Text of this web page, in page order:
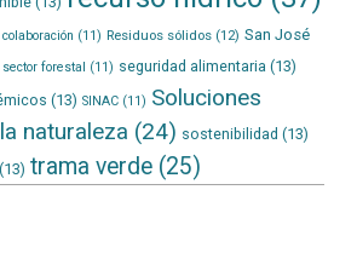
(11) Residuos sólidos(12) San José
sector forestal (11) seguridad alimentaria (13)
(13) SINAC(11) Soluciones
naturaleza (24) sostenibilidad (13)
(13) trama verde(25)